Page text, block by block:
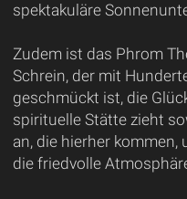
spektakuläre
Zudem ist das Phrom
Schrein, der mit
geschmückt ist, die
spirituelle Stätte zieht
an, die hierher
die friedvolle